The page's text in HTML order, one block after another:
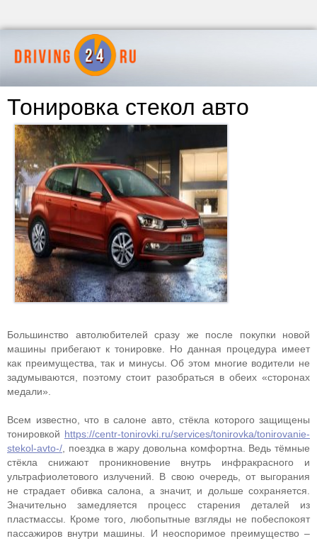
Тонировка стекол авто
Большинство автолюбителей сразу же после покупки новой
машины прибегают к тонировке. Но данная процедура имеет
как преимущества, так и минусы. Об этом многие водители не
задумываются, поэтому стоит разобраться в обеих «сторонах
медали».
Всем известно, что в салоне авто, стёкла которого защищены
тонировкой https://centr-tonirovki.ru/services/tonirovka/tonirovanie-
stekol-avto-/ , поездка в жару довольна комфортна. Ведь тёмные
стёкла снижают проникновение внутрь инфракрасного и
ультрафиолетового излучений. В свою очередь, от выгорания
не страдает обивка салона, а значит, и дольше сохраняется.
Значительно замедляется процесс старения деталей из
пластмассы. Кроме того, любопытные взгляды не побеспокоят
пассажиров внутри машины. И неоспоримое преимущество –